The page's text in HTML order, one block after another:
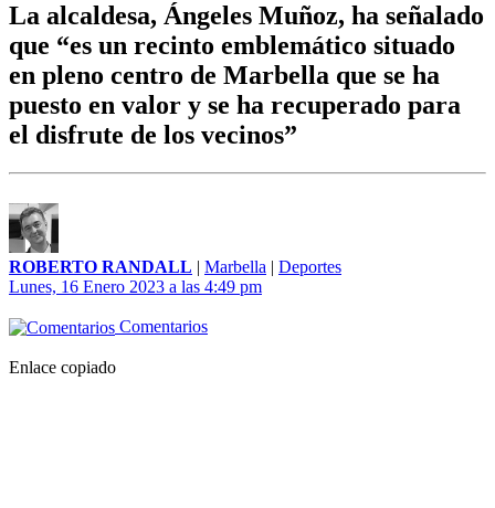
La alcaldesa, Ángeles Muñoz, ha señalado
que “es un recinto emblemático situado
en pleno centro de Marbella que se ha
puesto en valor y se ha recuperado para
el disfrute de los vecinos”
ROBERTO RANDALL | Marbella | Deportes
Lunes, 16 Enero 2023 a las 4:49 pm
Comentarios
Enlace copiado